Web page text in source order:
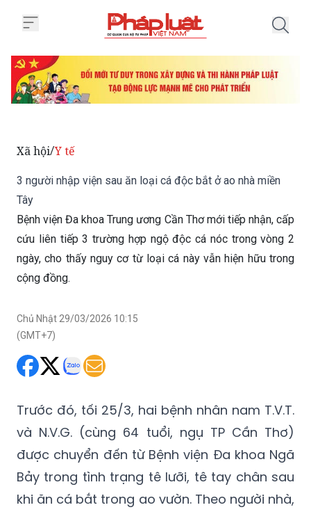
Xã hội/Y tế
3 người nhập viện sau ăn loại cá độc bắt ở ao nhà miền
Tây
Bệnh viện Đa khoa Trung ương Cần Thơ mới tiếp nhận, cấp
cứu liên tiếp 3 trường hợp ngộ độc cá nóc trong vòng 2
ngày, cho thấy nguy cơ từ loại cá này vẫn hiện hữu trong
cộng đồng.
Chủ Nhật 29/03/2026 10:15
(GMT+7)
Trước đó, tối 25/3, hai bệnh nhân nam T.V.T.
và N.V.G. (cùng 64 tuổi, ngụ TP Cần Thơ)
được chuyển đến từ Bệnh viện Đa khoa Ngã
Bảy trong tình trạng tê lưỡi, tê tay chân sau
khi ăn cá bắt trong ao vườn. Theo người nhà,